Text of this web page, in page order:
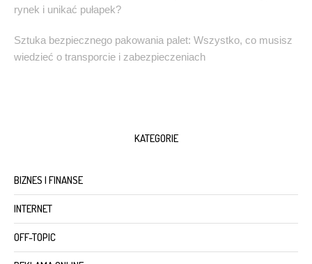
rynek i unikać pułapek?
Sztuka bezpiecznego pakowania palet: Wszystko, co musisz
wiedzieć o transporcie i zabezpieczeniach
KATEGORIE
BIZNES I FINANSE
INTERNET
OFF-TOPIC